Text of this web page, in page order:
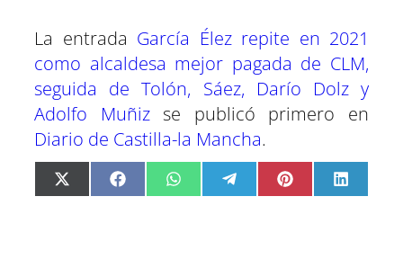
La entrada García Élez repite en 2021
como alcaldesa mejor pagada de CLM,
seguida de Tolón, Sáez, Darío Dolz y
Adolfo Muñizse publicó primero en
Diario de Castilla-la Mancha.
C
o
X
(
C
o
F
a
C
o
W
h
C
o
e
C
o
P
i
C
o
L
i